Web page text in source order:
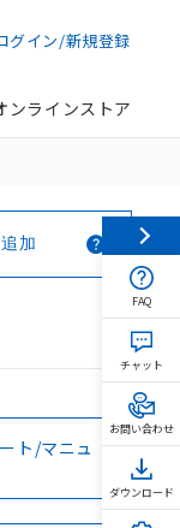
グイン/新規登録
ンラインストア
加
ト/マニュ
FAQ
チャット
お問い合わせ
ダウンロード